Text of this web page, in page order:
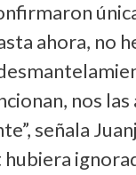
ahora, no
nos
señala